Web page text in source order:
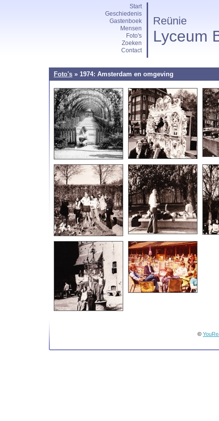
Reünie
Lyceum
Start
Geschiedenis
Gastenboek
Mensen
Foto's
Zoeken
Contact
Foto's » 1974: Amsterdam en omgeving
©